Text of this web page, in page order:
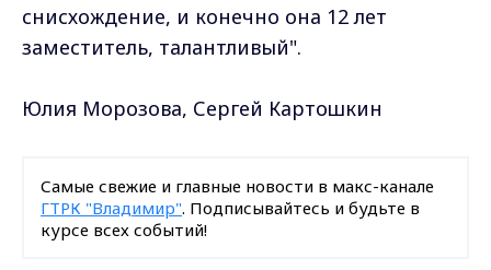
снисхождение, и конечно она 12 лет
заместитель, талантливый".
Юлия Морозова, Сергей Картошкин
Самые свежие и главные новости в макс-канале
ГТРК "Владимир". Подписывайтесь и будьте в
курсе всех событий!